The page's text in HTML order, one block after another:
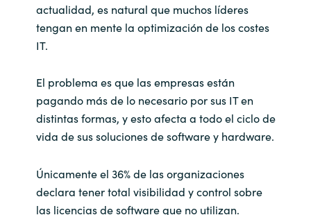
Malaysia
Netherlands
Norway
Philippines
actualidad, es natural que muchos líderes
tengan en mente la optimización de los costes
IT.
El problema es que las empresas están
pagando más de lo necesario por sus IT en
distintas formas, y esto afecta a todo el ciclo de
vida de sus soluciones de software y hardware.
Únicamente el 36% de las organizaciones
declara tener total visibilidad y control sobre
las licencias de software que no utilizan.